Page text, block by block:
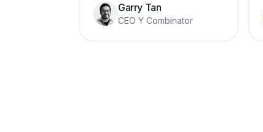
Garry Tan
CEO Y Combinator